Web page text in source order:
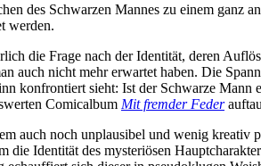
des Schwarzen Mannes zu einem ganz
werden.
die Frage nach der Identität, deren
auch nicht mehr erwartet haben. Die
konfrontiert sieht: Ist der Schwarze
Comicalbum Mit fremder Feder
auch noch unplausibel und wenig kreativ
die Identität des mysteriösen